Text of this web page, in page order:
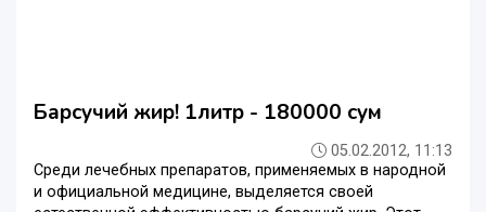
Барсучий жир! 1литр - 180000 сум
05.02.2012, 11:13
Среди лечебных препаратов, применяемых в народной
и официальной медицине, выделяется своей